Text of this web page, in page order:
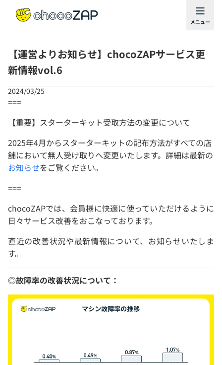
【運営よりお知らせ】chocoZAPサービス更
新情報vol.6
2024/03/25
===
【重要】スターターキット受取方法の変更について
2025年4月からスターターキットの配布方法がすべての店
舗において無人受け取りへ変更いたします。詳細は最新の
お知らせをご覧ください。
===
chocoZAPでは、会員様に快適に使っていただけるように
日々サービス改善をおこなっております。
直近の改善状況や最新情報について、お知らせいたしま
す。
◎故障率の改善状況について：